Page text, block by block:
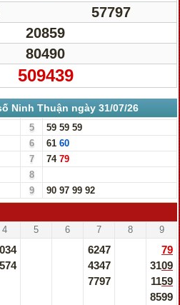
57797
20859
80490
509439
Ninh Thuận ngày 31/07/26
5 59 59 59
6 61 60
7 74 79
8
9 90 97 99 92
4 5 6 7 8 9
6247
4347
7797
79
3109
1159
8599